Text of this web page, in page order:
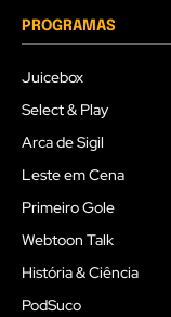
PROGRAMAS
Juicebox
Select & Play
Arca de Sigil
Leste em Cena
Primeiro Gole
Webtoon Talk
História & Ciência
PodSuco